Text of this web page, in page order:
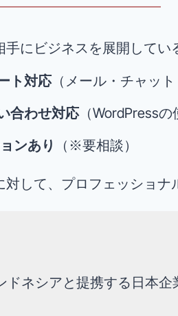
にビジネスを展開して
ト対応（メール・チャット
合わせ対応（WordPress
ンあり
（※要相談）
して、プロフェッショ
ドネシアと提携する日本